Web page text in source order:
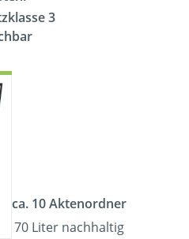
3
ca. 10 Aktenordner
70 Liter nachhaltig